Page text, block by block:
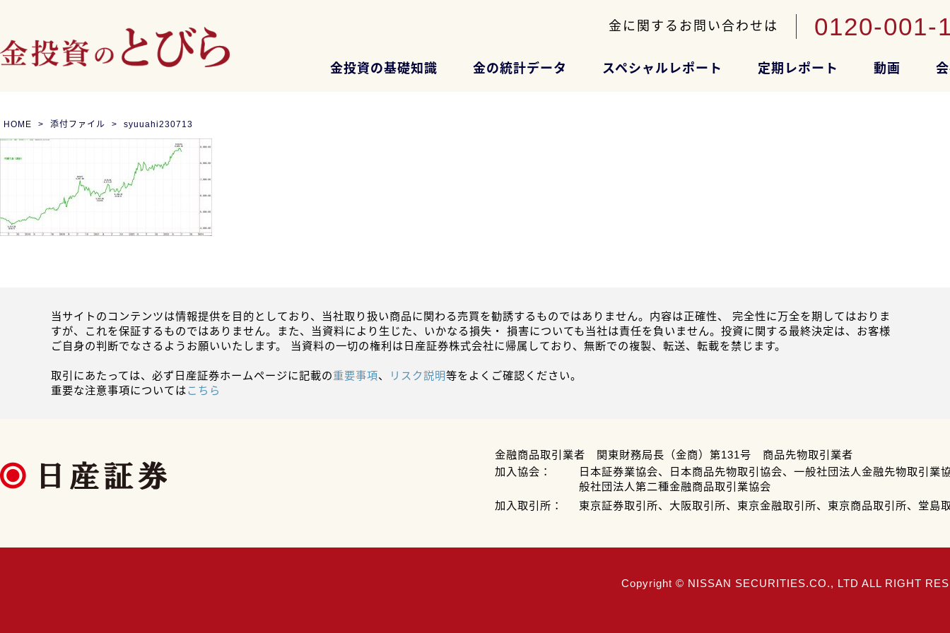
金に関するお問い合わせは 0120-001-
金投資の基礎知識 金の統計データ スペシャルレポート 定期レポート 動画
HOME 添付ファイル syuuahi230713
当サイトのコンテンツは情報提供を目的としており、当社取り扱い商品に関わる売買を勧誘するものではありません。内容は正確性、 完全性に万全を期してはおりま
すが、これを保証するものではありません。また、当資料により生じた、いかなる損失・ 損害についても当社は責任を負いません。投資に関する最終決定は、お客様
ご自身の判断でなさるようお願いいたします。 当資料の一切の権利は日産証券株式会社に帰属しており、無断での複製、転送、転載を禁じます。
取引にあたっては、必ず日産証券ホームページに記載の重要事項、 リスク説明等をよくご確認ください。
重要な注意事項についてはこちら
金融商品取引業者 関東財務局長（金商）第131号 商品先物取引業者
加入協会：
日本証券業協会、日本商品先物取引協会、一般社団法人金融先物取引業
般社団法人第二種金融商品取引業協会
加入取引所：
東京証券取引所、大阪取引所、東京金融取引所、東京商品取引所、堂島
Copyright © NISSAN SECURITIES.CO., LTD ALL RIGHT